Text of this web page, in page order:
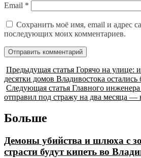
Email *
Сохранить моё имя, email и адрес
последующих моих комментариев.
Предыдущая статья Горячо на улице:
десятки домов Владивостока
Следующая статья Главного
отправил под стражу на два месяца —
Больше
Демоны убийства и шлюха с
страсти будут кипеть во